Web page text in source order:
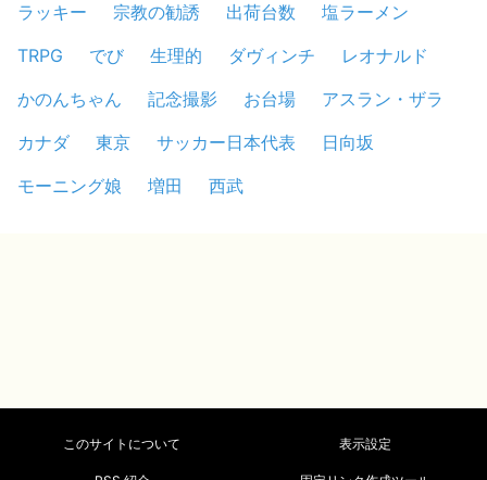
ラッキー
宗教の勧誘 出荷台数
塩ラーメン
TRPG
でび 生理的 ダヴィンチ
レオナルド
かのんちゃん
記念撮影 お台場
アスラン・ザラ
カナダ
東京 サッカー日本代表
日向坂
モーニング娘
増田 西武
このサイトについて 表示設定